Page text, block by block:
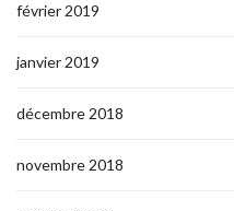
février 2019
janvier 2019
décembre 2018
novembre 2018